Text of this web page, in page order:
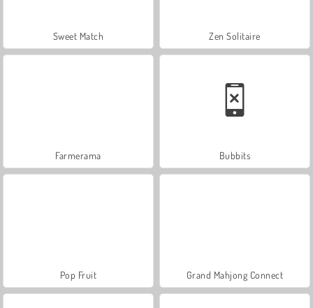
Sweet Match Zen Solitaire
Farmerama Bubbits
Pop Fruit Grand Mahjong Connect